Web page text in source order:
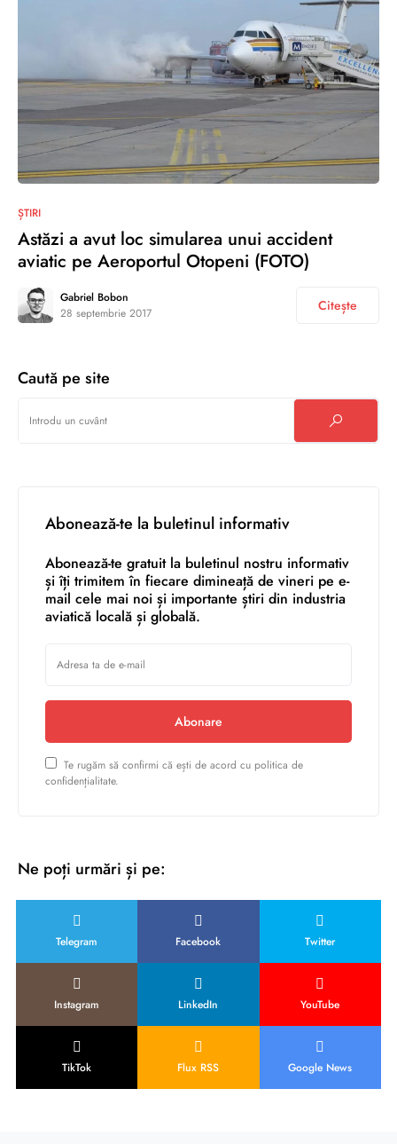
ȘTIRI
Astăzi a avut loc simularea unui accident
aviatic pe Aeroportul Otopeni (FOTO)
Gabriel Bobon
28 septembrie 2017
Citește
Caută pe site
Abonează-te la buletinul informativ
Abonează-te gratuit la buletinul nostru informativ
și îți trimitem în fiecare dimineață de vineri pe e-
mail cele mai noi și importante știri din industria
aviatică locală și globală.
Abonare
Te rugăm să confirmi că ești de acord cu politica de
confidențialitate.
Ne poți urmări și pe:
Telegram Facebook Twitter
Instagram LinkedIn YouTube
TikTok Flux RSS Google News